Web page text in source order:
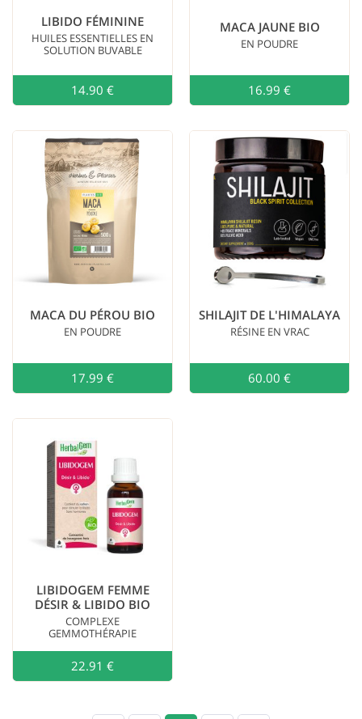
LIBIDO FÉMININE
HUILES ESSENTIELLES EN
SOLUTION BUVABLE
14.90 € Ajouter au
MACA JAUNE BIO
EN POUDRE
16.99 €
MACA DU PÉROU BIO
EN POUDRE
17.99 € Ajouter au
SHILAJIT DE L'HIMALAYA
RÉSINE EN VRAC
60.00 €
LIBIDOGEM FEMME
DÉSIR & LIBIDO BIO
COMPLEXE
GEMMOTHÉRAPIE
22.91 €